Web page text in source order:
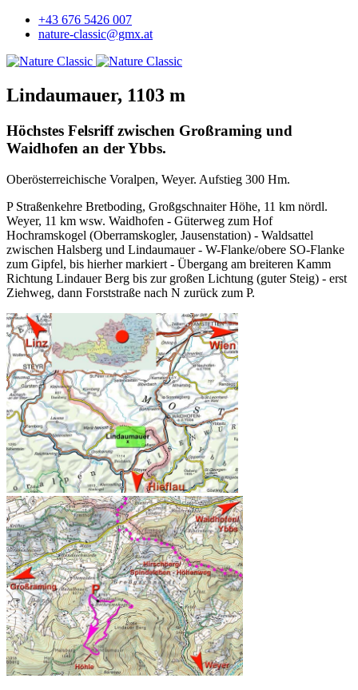
+43 676 5426 007
nature-classic@gmx.at
Lindaumauer, 1103 m
Höchstes Felsriff zwischen Großraming und
Waidhofen an der Ybbs.
Oberösterreichische Voralpen, Weyer. Aufstieg 300 Hm.
P Straßenkehre Bretboding, Großgschnaiter Höhe, 11 km nördl.
Weyer, 11 km wsw. Waidhofen - Güterweg zum Hof
Hochramskogel (Oberramskogler, Jausenstation) - Waldsattel
zwischen Halsberg und Lindaumauer - W-Flanke/obere SO-Flanke
zum Gipfel, bis hierher markiert - Übergang am breiteren Kamm
Richtung Lindauer Berg bis zur großen Lichtung (guter Steig) - erst
Ziehweg, dann Forststraße nach N zurück zum P.